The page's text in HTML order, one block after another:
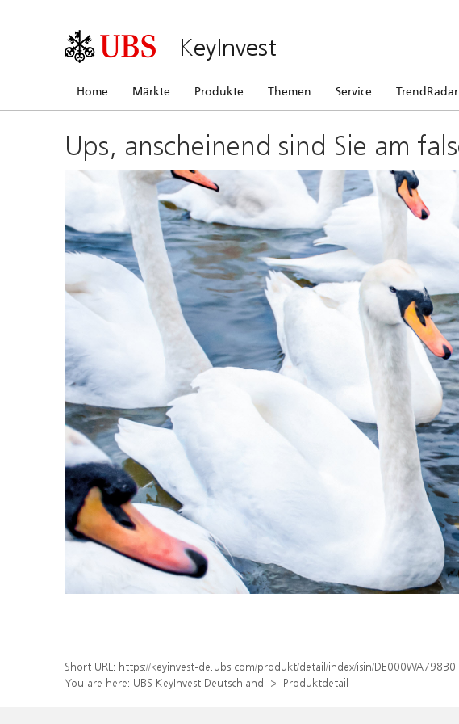
KeyInvest
Home Märkte Produkte Themen Service TrendRadar
Ups, anscheinend sind Sie am
Short URL: https://keyinvest-de.ubs.com/produkt/detail/index/isin/DE000WA798B0
You are here: UBS KeyInvest Deutschland Produktdetail